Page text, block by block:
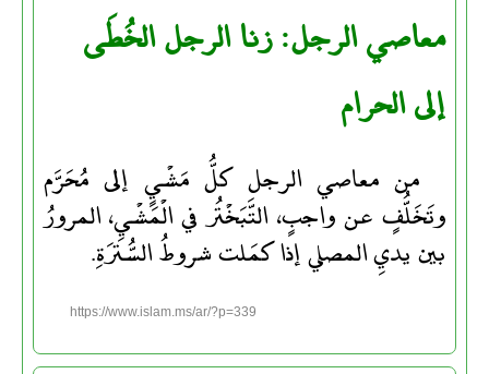
معاصي الرجل: زنا الرجل الخُطَى
إلى الحرام
من معاصي الرجل كلُّ مَشْيٍ إلى مُحَرَّم
وتَخَلُّفٍ عن واجبٍ، التَّبَخْتُر في الْمَشْيِ، المرورُ
بين يديِ المصلي إذا كمَلت شروطُ السُّترَةِ.
https://www.islam.ms/ar/?p=339